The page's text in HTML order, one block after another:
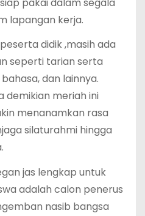
lapangan kerja.
didik ,masih ada
seperti tarian serta
dan lainnya.
demikian meriah ini
menanamkan rasa
silaturahmi hingga
jas lengkap untuk
adalah calon penerus
nasib bangsa